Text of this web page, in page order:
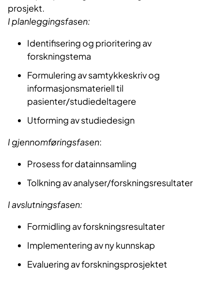
prosjekt.
I planleggingsfasen:
Identifisering og prioritering av
forskningstema
Formulering av samtykkeskriv og
informasjonsmateriell til
pasienter/studiedeltagere
Utforming av studiedesign
I gjennomføringsfasen:
Prosess for datainnsamling
Tolkning av analyser/forskningsresultater
I avslutningsfasen:
Formidling av forskningsresultater
Implementering av ny kunnskap
Evaluering av forskningsprosjektet